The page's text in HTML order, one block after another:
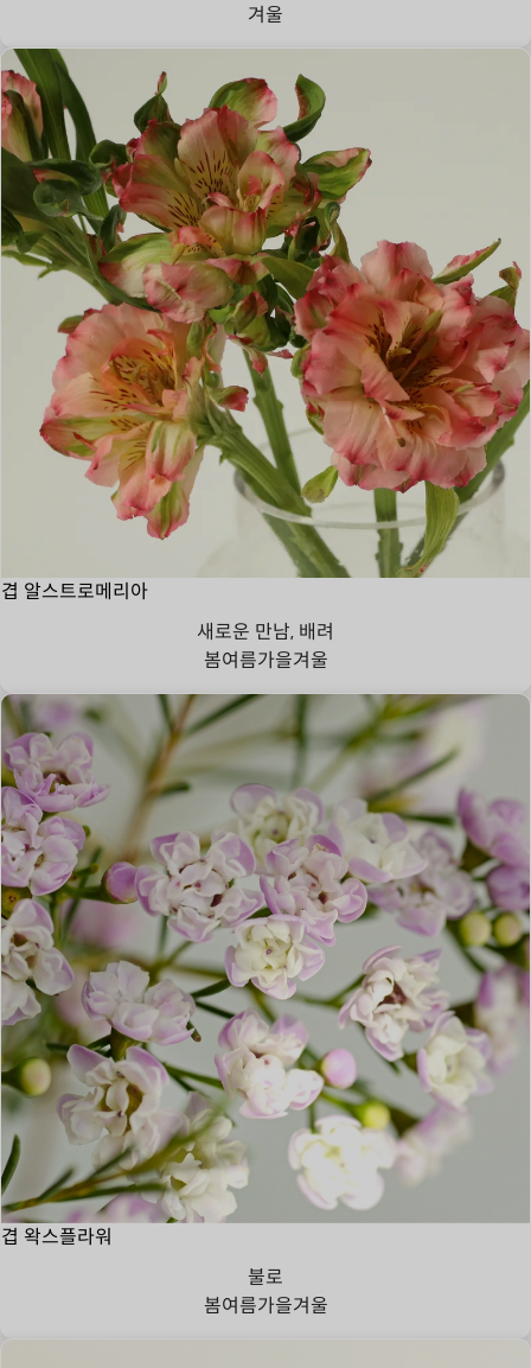
겨울
겹 알스트로메리아
새로운 만남, 배려
봄여름가을겨울
겹 왁스플라워
불로
봄여름가을겨울